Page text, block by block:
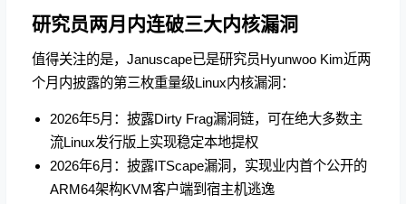
研究员两月内连破三大内核漏洞
值得关注的是，Januscape已是研究员Hyunwoo Kim近两
个月内披露的第三枚重量级Linux内核漏洞：
2026年5月：披露Dirty Frag漏洞链，可在绝大多数主
流Linux发行版上实现稳定本地提权
2026年6月：披露ITScape漏洞，实现业内首个公开的
ARM64架构KVM客户端到宿主机逃逸